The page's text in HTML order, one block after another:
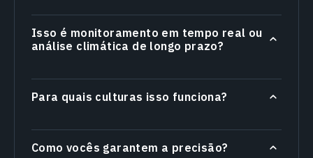
Isso é monitoramento em tempo real ou
análise climática de longo prazo?
Para quais culturas isso funciona?
Como vocês garantem a precisão?